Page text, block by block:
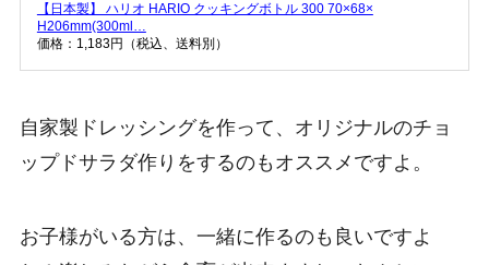
【日本製】 ハリオ HARIO クッキングボトル 300 70×68×
H206mm(300ml…
価格：1,183円（税込、送料別）
自家製ドレッシングを作って、オリジナルのチョ
ップドサラダ作りをするのもオススメですよ。
お子様がいる方は、一緒に作るのも良いですよ